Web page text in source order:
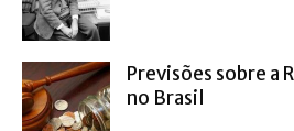
Previsões sobre a
no Brasil